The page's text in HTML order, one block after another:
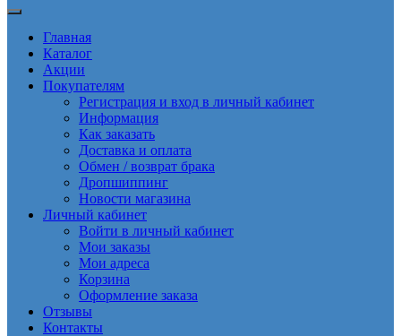
Главная
Каталог
Акции
Покупателям
Регистрация и вход в личный кабинет
Информация
Как заказать
Доставка и оплата
Обмен / возврат брака
Дропшиппинг
Новости магазина
Личный кабинет
Войти в личный кабинет
Мои заказы
Мои адреса
Корзина
Оформление заказа
Отзывы
Контакты